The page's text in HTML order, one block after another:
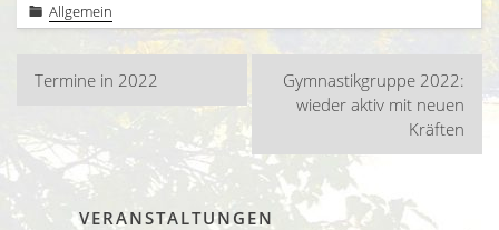
Allgemein
Beitragsnavigation
Termine in 2022
Gymnastikgruppe 2022:
wieder aktiv mit neuen
Kräften
VERANSTALTUNGEN